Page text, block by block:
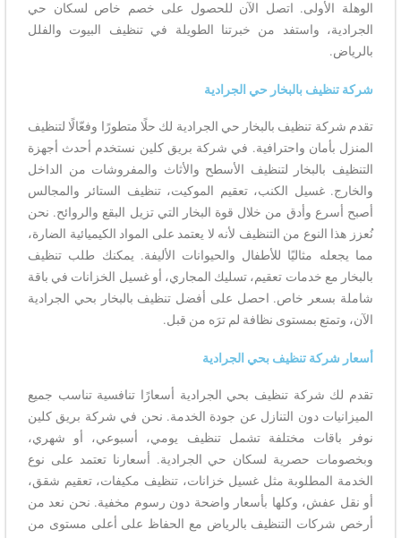
الوهلة الأولى. اتصل الآن للحصول على خصم خاص لسكان حي
الجرادية، واستفد من خبرتنا الطويلة في تنظيف البيوت والفلل
بالرياض.
شركة تنظيف بالبخار حي الجرادية
تقدم شركة تنظيف بالبخار حي الجرادية لك حلًا متطورًا وفعّالًا لتنظيف
المنزل بأمان واحترافية. في شركة بريق كلين نستخدم أحدث أجهزة
التنظيف بالبخار لتنظيف الأسطح والأثاث والمفروشات من الداخل
والخارج. غسيل الكنب، تعقيم الموكيت، تنظيف الستائر والمجالس
أصبح أسرع وأدق من خلال قوة البخار التي تزيل البقع والروائح. نحن
نُعزز هذا النوع من التنظيف لأنه لا يعتمد على المواد الكيميائية الضارة،
مما يجعله مثاليًا للأطفال والحيوانات الأليفة. يمكنك طلب تنظيف
بالبخار مع خدمات تعقيم، تسليك المجاري، أو غسيل الخزانات في باقة
شاملة بسعر خاص. احصل على أفضل تنظيف بالبخار بحي الجرادية
الآن، وتمتع بمستوى نظافة لم ترَه من قبل.
أسعار شركة تنظيف بحي الجرادية
تقدم لك شركة تنظيف بحي الجرادية أسعارًا تنافسية تناسب جميع
الميزانيات دون التنازل عن جودة الخدمة. نحن في شركة بريق كلين
نوفر باقات مختلفة تشمل تنظيف يومي، أسبوعي، أو شهري،
وبخصومات حصرية لسكان حي الجرادية. أسعارنا تعتمد على نوع
الخدمة المطلوبة مثل غسيل خزانات، تنظيف مكيفات، تعقيم شقق،
أو نقل عفش، وكلها بأسعار واضحة دون رسوم مخفية. نحن نعد من
أرخص شركات التنظيف بالرياض مع الحفاظ على أعلى مستوى من